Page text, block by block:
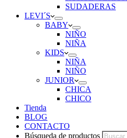
SUDADERAS
LEVI´S
BABY
NIÑO
NIÑA
KIDS
NIÑA
NIÑO
JUNIOR
CHICA
CHICO
Tienda
BLOG
CONTACTO
Búsqueda de productos